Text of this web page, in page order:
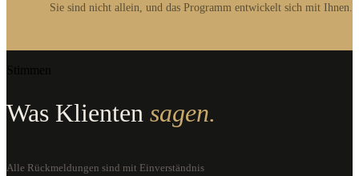
Sie sind nicht allein, und das Programm entwickelt sich mit Ihnen.
Was Klienten sagen.
Alle Rückmeldungen sind mit Einverständnis